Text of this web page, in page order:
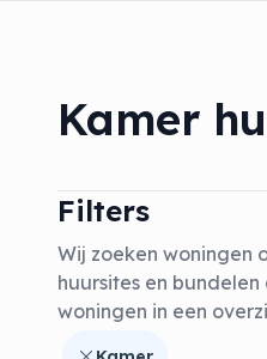
Kamer
Filters
Wij zoeken woningen
huursites en
woningen in een